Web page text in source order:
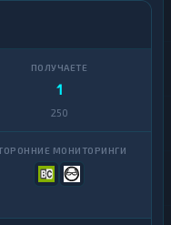
1
250